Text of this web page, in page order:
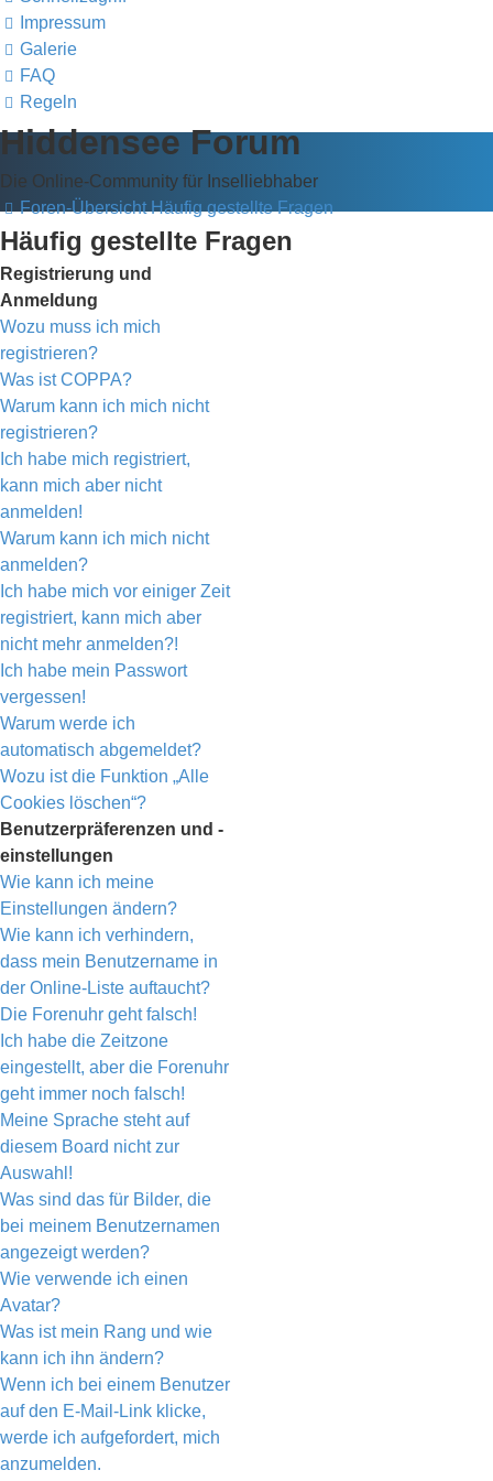
Impressum
Galerie
FAQ
Regeln
Hiddensee Forum
Die Online-Community für Inselliebhaber
Foren-Übersicht Häufig gestellte Fragen
Häufig gestellte Fragen
Registrierung und
Anmeldung
Wozu muss ich mich
registrieren?
Was ist COPPA?
Warum kann ich mich nicht
registrieren?
Ich habe mich registriert,
kann mich aber nicht
anmelden!
Warum kann ich mich nicht
anmelden?
Ich habe mich vor einiger Zeit
registriert, kann mich aber
nicht mehr anmelden?!
Ich habe mein Passwort
vergessen!
Warum werde ich
automatisch abgemeldet?
Wozu ist die Funktion „Alle
Cookies löschen“?
Benutzerpräferenzen und -
einstellungen
Wie kann ich meine
Einstellungen ändern?
Wie kann ich verhindern,
dass mein Benutzername in
der Online-Liste auftaucht?
Die Forenuhr geht falsch!
Ich habe die Zeitzone
eingestellt, aber die Forenuhr
geht immer noch falsch!
Meine Sprache steht auf
diesem Board nicht zur
Auswahl!
Was sind das für Bilder, die
bei meinem Benutzernamen
angezeigt werden?
Wie verwende ich einen
Avatar?
Was ist mein Rang und wie
kann ich ihn ändern?
Wenn ich bei einem Benutzer
auf den E-Mail-Link klicke,
werde ich aufgefordert, mich
anzumelden.